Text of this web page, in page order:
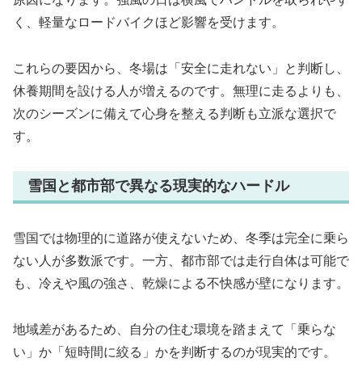
く、軽量なロードバイクほど影響を受けます。
これらの要因から、冬場は「安全に走れない」と判断し、
休養期間を設ける人が増えるのです。無理に走るよりも、
次のシーズンに備えて心身を整える判断も立派な選択で
す。
雪国と都市部で異なる現実的なハードル
雪国では物理的に道路が使えないため、冬季は完全に乗ら
ない人が多数派です。一方、都市部では走行自体は可能で
も、冷えや風の強さ、乾燥による不快感が壁になります。
地域差があるため、自分の住む環境を踏まえて「乗らな
い」か「短時間に絞る」かを判断するのが現実的です。